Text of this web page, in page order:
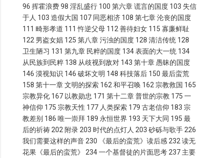
96 挥霍浪费 98 淫乱盛行 100 第六章 谎言的国度 103 失信
于人 103 造假大国 107 同恶相济 108 第七章 沦丧的国度
111 畸形孝道 111 忤逆父母 112 善待妇女 115 寡廉鲜耻
122 男盗女娼 125 第八章 污浊的国度 128 清洁传统 128
卫生陋习 131 第九章 民粹的国度 134 表面的大一统 134
从民族到民粹 138 从歧视到敌对 143 第十章 愚昧的国度
146 漠视知识 146 破坏文明 148 科技落后 150 最后蛮荒
158 第十一章 文明的探索 162 和平召唤 162 宗教救国 165
宗教异化 167 以教勋忠 171 第十二章 普世的宗教 175 一
神信仰 175 宗教天性 177 人类探索 179 古老信仰 183 宗
教差别 186 唯一崇拜 189 永恒世界 193 天下大同 195 最
后的祈祷 202 附录 203 时代的点灯人 203 砂砾与歌手 226
我们需要这样的声音 230 《最后的蛮荒》读后感 232 读无
花果《最后的蛮荒》 234 一个基督徒的片面思考 237 主要